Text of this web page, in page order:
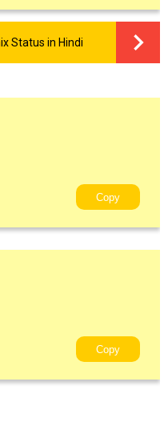
Status in Hindi
Copy
Copy